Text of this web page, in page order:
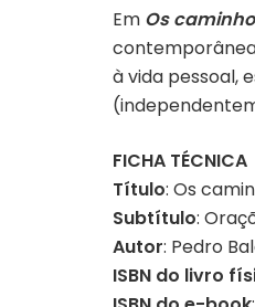
Em Os
à vida pessoal,
FICHA TÉCNICA
Título: Os
Subtítulo:
Autor: Pedro
ISBN do livro